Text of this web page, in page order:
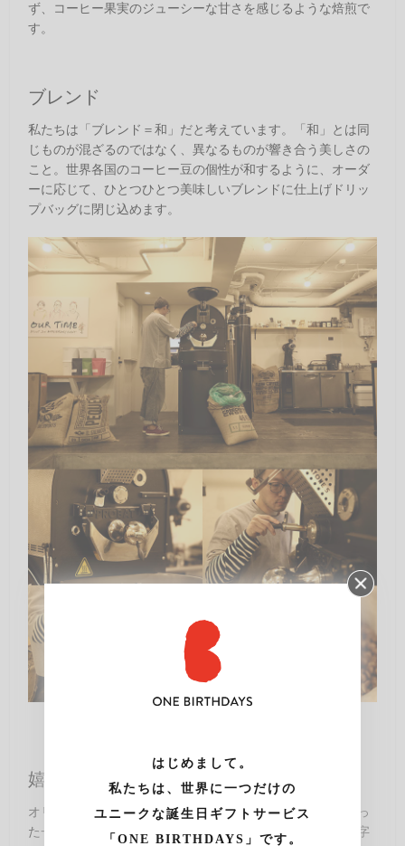
はじめまして。
私たちは、世界に一つだけの
ユニークな誕生日ギフトサービス
「ONE BIRTHDAYS」です。
ず、コーヒー果実のジューシーな甘さを感じるような焙煎で
す。
ブレンド
私たちは「ブレンド＝和」だと考えています。「和」とは同
じものが混ざるのではなく、異なるものが響き合う美しさの
こと。世界各国のコーヒー豆の個性が和するように、オーダ
ーに応じて、ひとつひとつ美味しいブレンドに仕上げドリッ
プバッグに閉じ込めます。
嬉しいオリジナルパッケージ
オリジナルラベルが貼られたボックスを開けると、中に入っ
た一つ一つのドリップバッグにも、あの人のお誕生日が印字